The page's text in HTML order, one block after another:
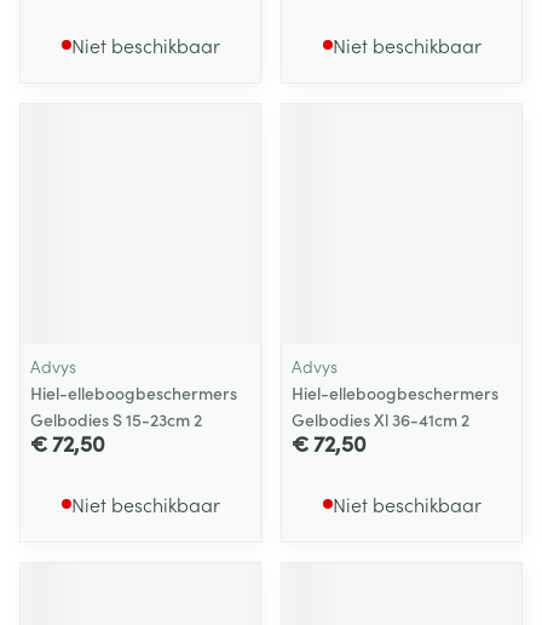
Niet beschikbaar Niet beschikbaar
Advys
Hiel-elleboogbeschermers
Gelbodies S 15-23cm 2
€ 72,50
Niet beschikbaar
Advys
Hiel-elleboogbeschermers
Gelbodies Xl 36-41cm 2
€ 72,50
Niet beschikbaar